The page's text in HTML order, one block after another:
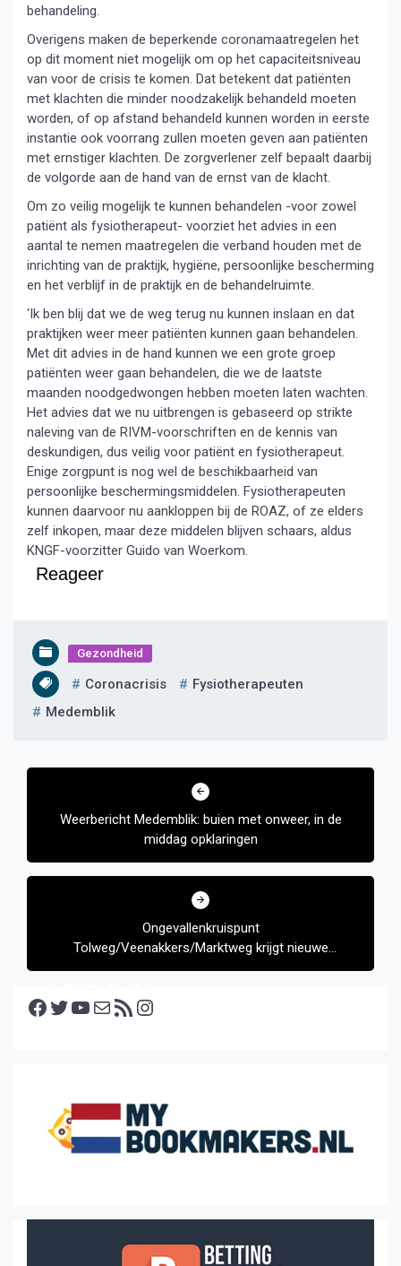
behandeling.
Overigens maken de beperkende coronamaatregelen het
op dit moment niet mogelijk om op het capaciteitsniveau
van voor de crisis te komen. Dat betekent dat patiënten
met klachten die minder noodzakelijk behandeld moeten
worden, of op afstand behandeld kunnen worden in eerste
instantie ook voorrang zullen moeten geven aan patiënten
met ernstiger klachten. De zorgverlener zelf bepaalt daarbij
de volgorde aan de hand van de ernst van de klacht.
Om zo veilig mogelijk te kunnen behandelen -voor zowel
patiënt als fysiotherapeut- voorziet het advies in een
aantal te nemen maatregelen die verband houden met de
inrichting van de praktijk, hygiëne, persoonlijke bescherming
en het verblijf in de praktijk en de behandelruimte.
‘Ik ben blij dat we de weg terug nu kunnen inslaan en dat
praktijken weer meer patiënten kunnen gaan behandelen.
Met dit advies in de hand kunnen we een grote groep
patiënten weer gaan behandelen, die we de laatste
maanden noodgedwongen hebben moeten laten wachten.
Het advies dat we nu uitbrengen is gebaseerd op strikte
naleving van de RIVM-voorschriften en de kennis van
deskundigen, dus veilig voor patiënt en fysiotherapeut.
Enige zorgpunt is nog wel de beschikbaarheid van
persoonlijke beschermingsmiddelen. Fysiotherapeuten
kunnen daarvoor nu aankloppen bij de ROAZ, of ze elders
zelf inkopen, maar deze middelen blijven schaars, aldus
KNGF-voorzitter Guido van Woerkom.
Reageer
Gezondheid
Coronacrisis
Fysiotherapeuten
Medemblik
Bericht
Weerbericht Medemblik: buien met onweer, in de
middag opklaringen
Ongevallenkruispunt
Tolweg/Veenakkers/Marktweg krijgt nieuwe
markeringen
Facebook Twitter YouTube E-mail RSS feed